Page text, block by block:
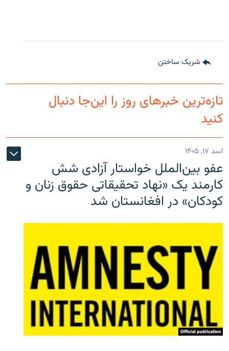
شریک ساختن
تازه‌ترین خبرهای روز را این‌جا دنبال
کنید
اسد ۱۷, ۱۴۰۵
عفو بین‌الملل خواستار آزادی شش
کارمند یک «نهاد تحقیقاتی حقوق زنان و
کودکان» در افغانستان شد